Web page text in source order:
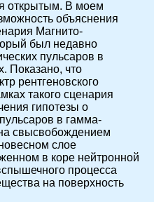
открытым. В моем
объяснения
Магнито-
был недавно
пульсаров в
Показано, что
рентгеновского
такого сценария
гипотезы о
в гамма-
свысвобождением
слое
в коре нейтронной
процесса
на поверхность